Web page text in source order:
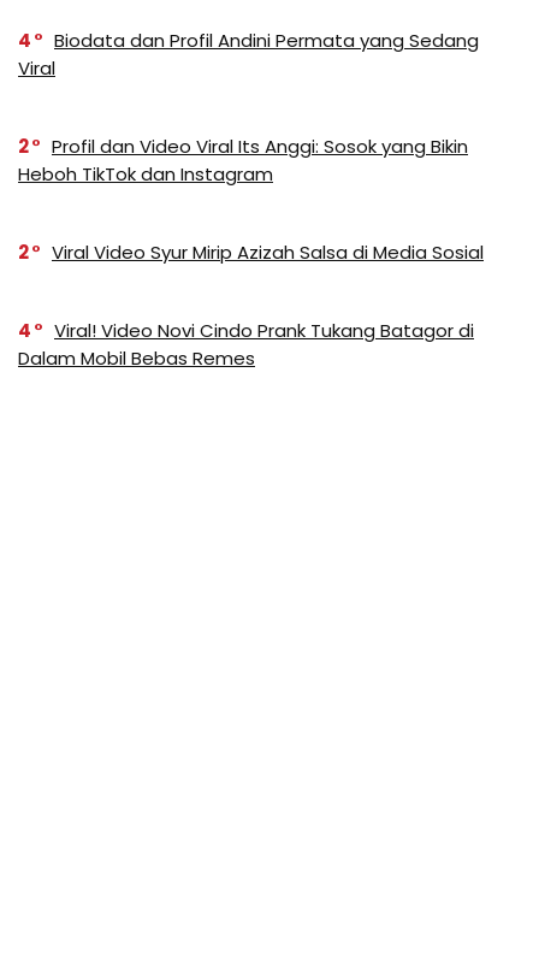
4
Biodata dan Profil Andini Permata yang Sedang
Viral
2
Profil dan Video Viral Its Anggi: Sosok yang Bikin
Heboh TikTok dan Instagram
2 Viral Video Syur Mirip Azizah Salsa di Media Sosial
4
Viral! Video Novi Cindo Prank Tukang Batagor di
Dalam Mobil Bebas Remes